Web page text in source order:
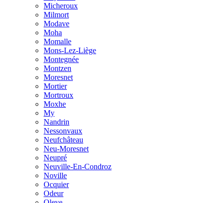
Micheroux
Milmort
Modave
Moha
Momalle
Mons-Lez-Liège
Montegnée
Montzen
Moresnet
Mortier
Mortroux
Moxhe
My
Nandrin
Nessonvaux
Neufchâteau
Neu-Moresnet
Neupré
Neuville-En-Condroz
Noville
Ocquier
Odeur